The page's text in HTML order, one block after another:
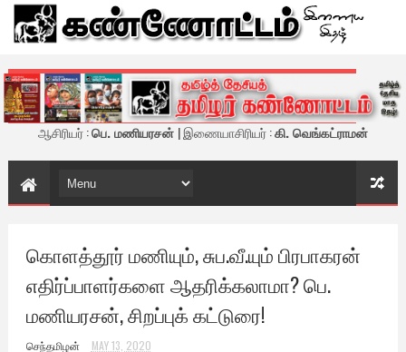
கண்ணோட்டம் - இணைய இதழ்
ஆசிரியர் :பெ. மணியரசன் | இணையாசிரியர் :கி. வெங்கட்ராமன்
கொளத்தூர் மணியும், சுப.வீ.யும் பிரபாகரன்
எதிர்ப்பாளர்களை ஆதரிக்கலாமா? பெ.
மணியரசன், சிறப்புக் கட்டுரை!
செந்தமிழன் MAY 13, 2020